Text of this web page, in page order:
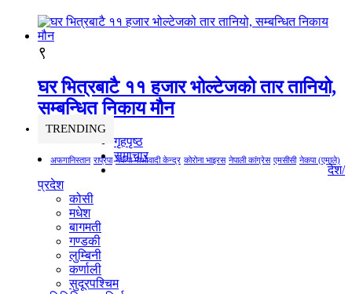
९
घर भित्रबाटै ११ हजार भोल्टेजको तार तानियो,
सम्बन्धित निकाय मौन
TRENDING
अफगानिस्तान राप्रपा नेकपा माओवादी केन्द्र कोरोना भाइरस नेपाली कांग्रेस एमसीसी नेकपा (एमाले)
गृहपृष्ठ
समाचार
देश/
प्रदेश
कोसी
मधेश
बागमती
गण्डकी
लुम्बिनी
कर्णाली
सुदूरपश्चिम